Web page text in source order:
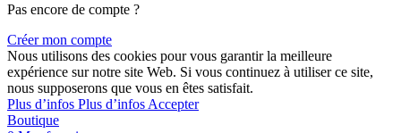
Pas encore de compte ?
Créer mon compte
Nous utilisons des cookies pour vous garantir la meilleure
expérience sur notre site Web. Si vous continuez à utiliser ce site,
nous supposerons que vous en êtes satisfait.
Plus d’infos Plus d’infos Accepter
Boutique